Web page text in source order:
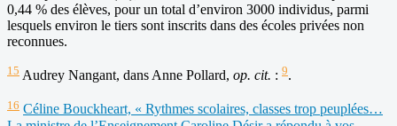
0,44 % des élèves, pour un total d’environ 3000 individus, parmi
lesquels environ le tiers sont inscrits dans des écoles privées non
reconnues.
15 Audrey Nangant, dans Anne Pollard, op. cit. : 9.
16 Céline Bouckheart, « Rythmes scolaires, classes trop peuplées…